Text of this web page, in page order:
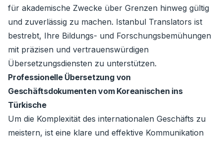
für akademische Zwecke über Grenzen hinweg gültig
und zuverlässig zu machen. Istanbul Translators ist
bestrebt, Ihre Bildungs- und Forschungsbemühungen
mit präzisen und vertrauenswürdigen
Übersetzungsdiensten zu unterstützen.
Professionelle Übersetzung von
Geschäftsdokumenten vom Koreanischen ins
Türkische
Um die Komplexität des internationalen Geschäfts zu
meistern, ist eine klare und effektive Kommunikation